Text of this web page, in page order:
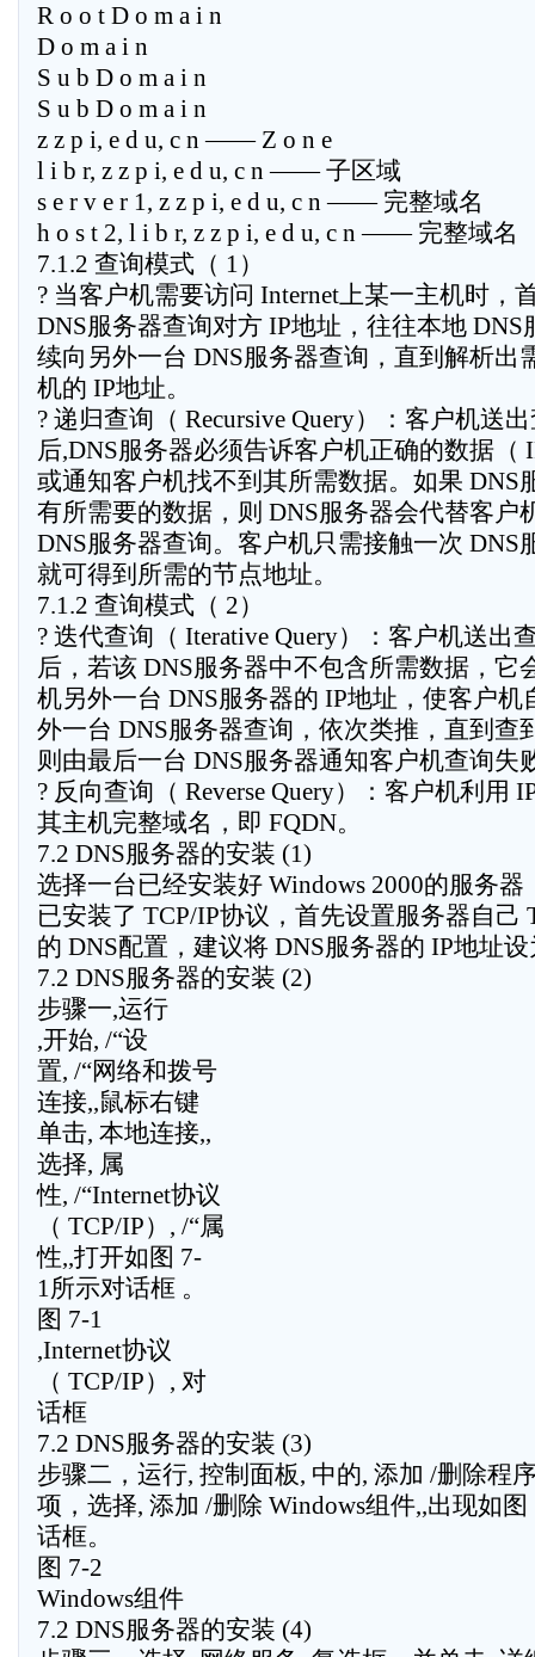
R o o t D o m a i n
D o m a i n
S u b D o m a i n
S u b D o m a i n
z z p i, e d u, c n —— Z o n e
l i b r, z z p i, e d u, c n —— 子区域
s e r v e r 1, z z p i, e d u, c n —— 完整域名
h o s t 2, l i b r, z z p i, e d u, c n —— 完整域名
7.1.2 查询模式（ 1）
? 当客户机需要访问 Internet上某一主机时，
DNS服务器查询对方 IP地址，往往本地 DNS
续向另外一台 DNS服务器查询，直到解析出
机的 IP地址。
? 递归查询（ Recursive Query）：客户机送
后,DNS服务器必须告诉客户机正确的数据（
或通知客户机找不到其所需数据。如果 DNS
有所需要的数据，则 DNS服务器会代替客户
DNS服务器查询。客户机只需接触一次 DNS
就可得到所需的节点地址。
7.1.2 查询模式（ 2）
? 迭代查询（ Iterative Query）：客户机送出
后，若该 DNS服务器中不包含所需数据，它
机另外一台 DNS服务器的 IP地址，使客户机
外一台 DNS服务器查询，依次类推，直到查
则由最后一台 DNS服务器通知客户机查询失
? 反向查询（ Reverse Query）：客户机利用
其主机完整域名，即 FQDN。
7.2 DNS服务器的安装 (1)
选择一台已经安装好 Windows 2000的服务器
已安装了 TCP/IP协议，首先设置服务器自己
的 DNS配置，建议将 DNS服务器的 IP地址
7.2 DNS服务器的安装 (2)
步骤一,运行
,开始, /“设
置, /“网络和拨号
连接,,鼠标右键
单击, 本地连接,,
选择, 属
性, /“Internet协议
（ TCP/IP）, /“属
性,,打开如图 7-
1所示对话框 。
图 7-1
,Internet协议
（ TCP/IP）, 对
话框
7.2 DNS服务器的安装 (3)
步骤二，运行, 控制面板, 中的, 添加 /删除程
项，选择, 添加 /删除 Windows组件,,出现如
话框。
图 7-2
Windows组件
7.2 DNS服务器的安装 (4)